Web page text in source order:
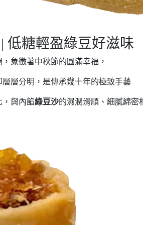
低糖輕盈綠豆好滋味
象徵著中秋節的圓滿幸福，
層分明，是傳承幾十年的極致手藝
，與內餡綠豆沙的濕潤滑順、細膩綿密